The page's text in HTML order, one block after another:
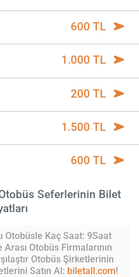
600 TL
1.000 TL
200 TL
1.500 TL
600 TL
Seferlerinin Bilet
Otobüsle Kaç Saat: 9Saat
Otobüs Firmalarının
Otobüs Şirketlerinin
Satın Al: biletall.com!